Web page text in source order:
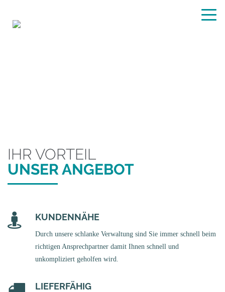
IHR VORTEIL
UNSER ANGEBOT
KUNDENNÄHE
Durch unsere schlanke Verwaltung sind Sie immer schnell beim
richtigen Ansprechpartner damit Ihnen schnell und
unkompliziert geholfen wird.
LIEFERFÄHIG